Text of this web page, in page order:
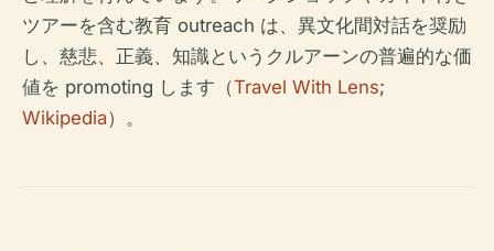
ツアーを含む教育 outreach は、異文化間対話を奨励
し、慈悲、正義、知識というクルアーンの普遍的な価
値を promoting します（Travel With Lens;
Wikipedia）。